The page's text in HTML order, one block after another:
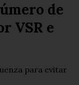
de
VSR e
para evitar